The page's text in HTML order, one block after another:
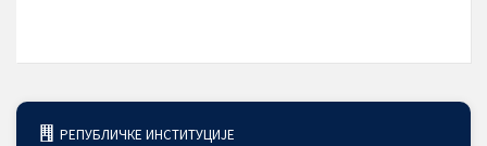
РЕПУБЛИЧКЕ ИНСТИТУЦИЈЕ